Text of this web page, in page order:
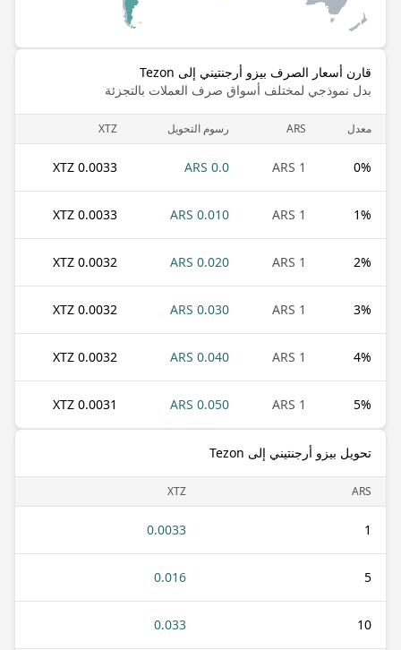
قارن أسعار الصرف بيزو أرجنتيني إلى Tezon
بدل نموذجي لمختلف أسواق صرف العملات بالتجزئة
معدل ARS رسوم التحويل XTZ
0%
1 ARS
0.0 ARS
0.0033 XTZ
1%
1 ARS
0.010 ARS
0.0033 XTZ
2%
1 ARS
0.020 ARS
0.0032 XTZ
3%
1 ARS
0.030 ARS
0.0032 XTZ
4%
1 ARS
0.040 ARS
0.0032 XTZ
5%
1 ARS
0.050 ARS
0.0031 XTZ
تحويل بيزو أرجنتيني إلى Tezon
ARS
XTZ
1
0.0033
5
0.016
10
0.033